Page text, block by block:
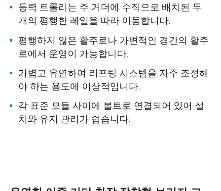
동력 트롤리는 주 거더에 수직으로 배치된 두
개의 평행한 레일을 따라 이동합니다.
평행하지 않은 활주로나 가변적인 경간의 활주
로에서 운영이 가능합니다.
가볍고 유연하여 리프팅 시스템을 자주 조정해
야 하는 용도에 이상적입니다.
각 표준 모듈 사이에 볼트로 연결되어 있어 설
치와 유지 관리가 쉽습니다.